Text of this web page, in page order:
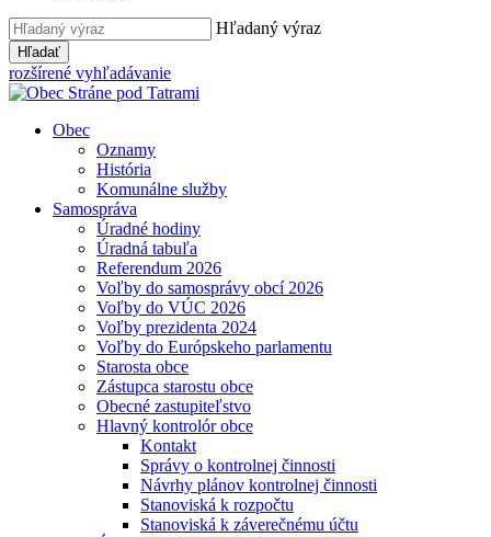
Hľadaný výraz
Hľadať
rozšírené vyhľadávanie
Obec
Oznamy
História
Komunálne služby
Samospráva
Úradné hodiny
Úradná tabuľa
Referendum 2026
Voľby do samosprávy obcí 2026
Voľby do VÚC 2026
Voľby prezidenta 2024
Voľby do Európskeho parlamentu
Starosta obce
Zástupca starostu obce
Obecné zastupiteľstvo
Hlavný kontrolór obce
Kontakt
Správy o kontrolnej činnosti
Návrhy plánov kontrolnej činnosti
Stanoviská k rozpočtu
Stanoviská k záverečnému účtu